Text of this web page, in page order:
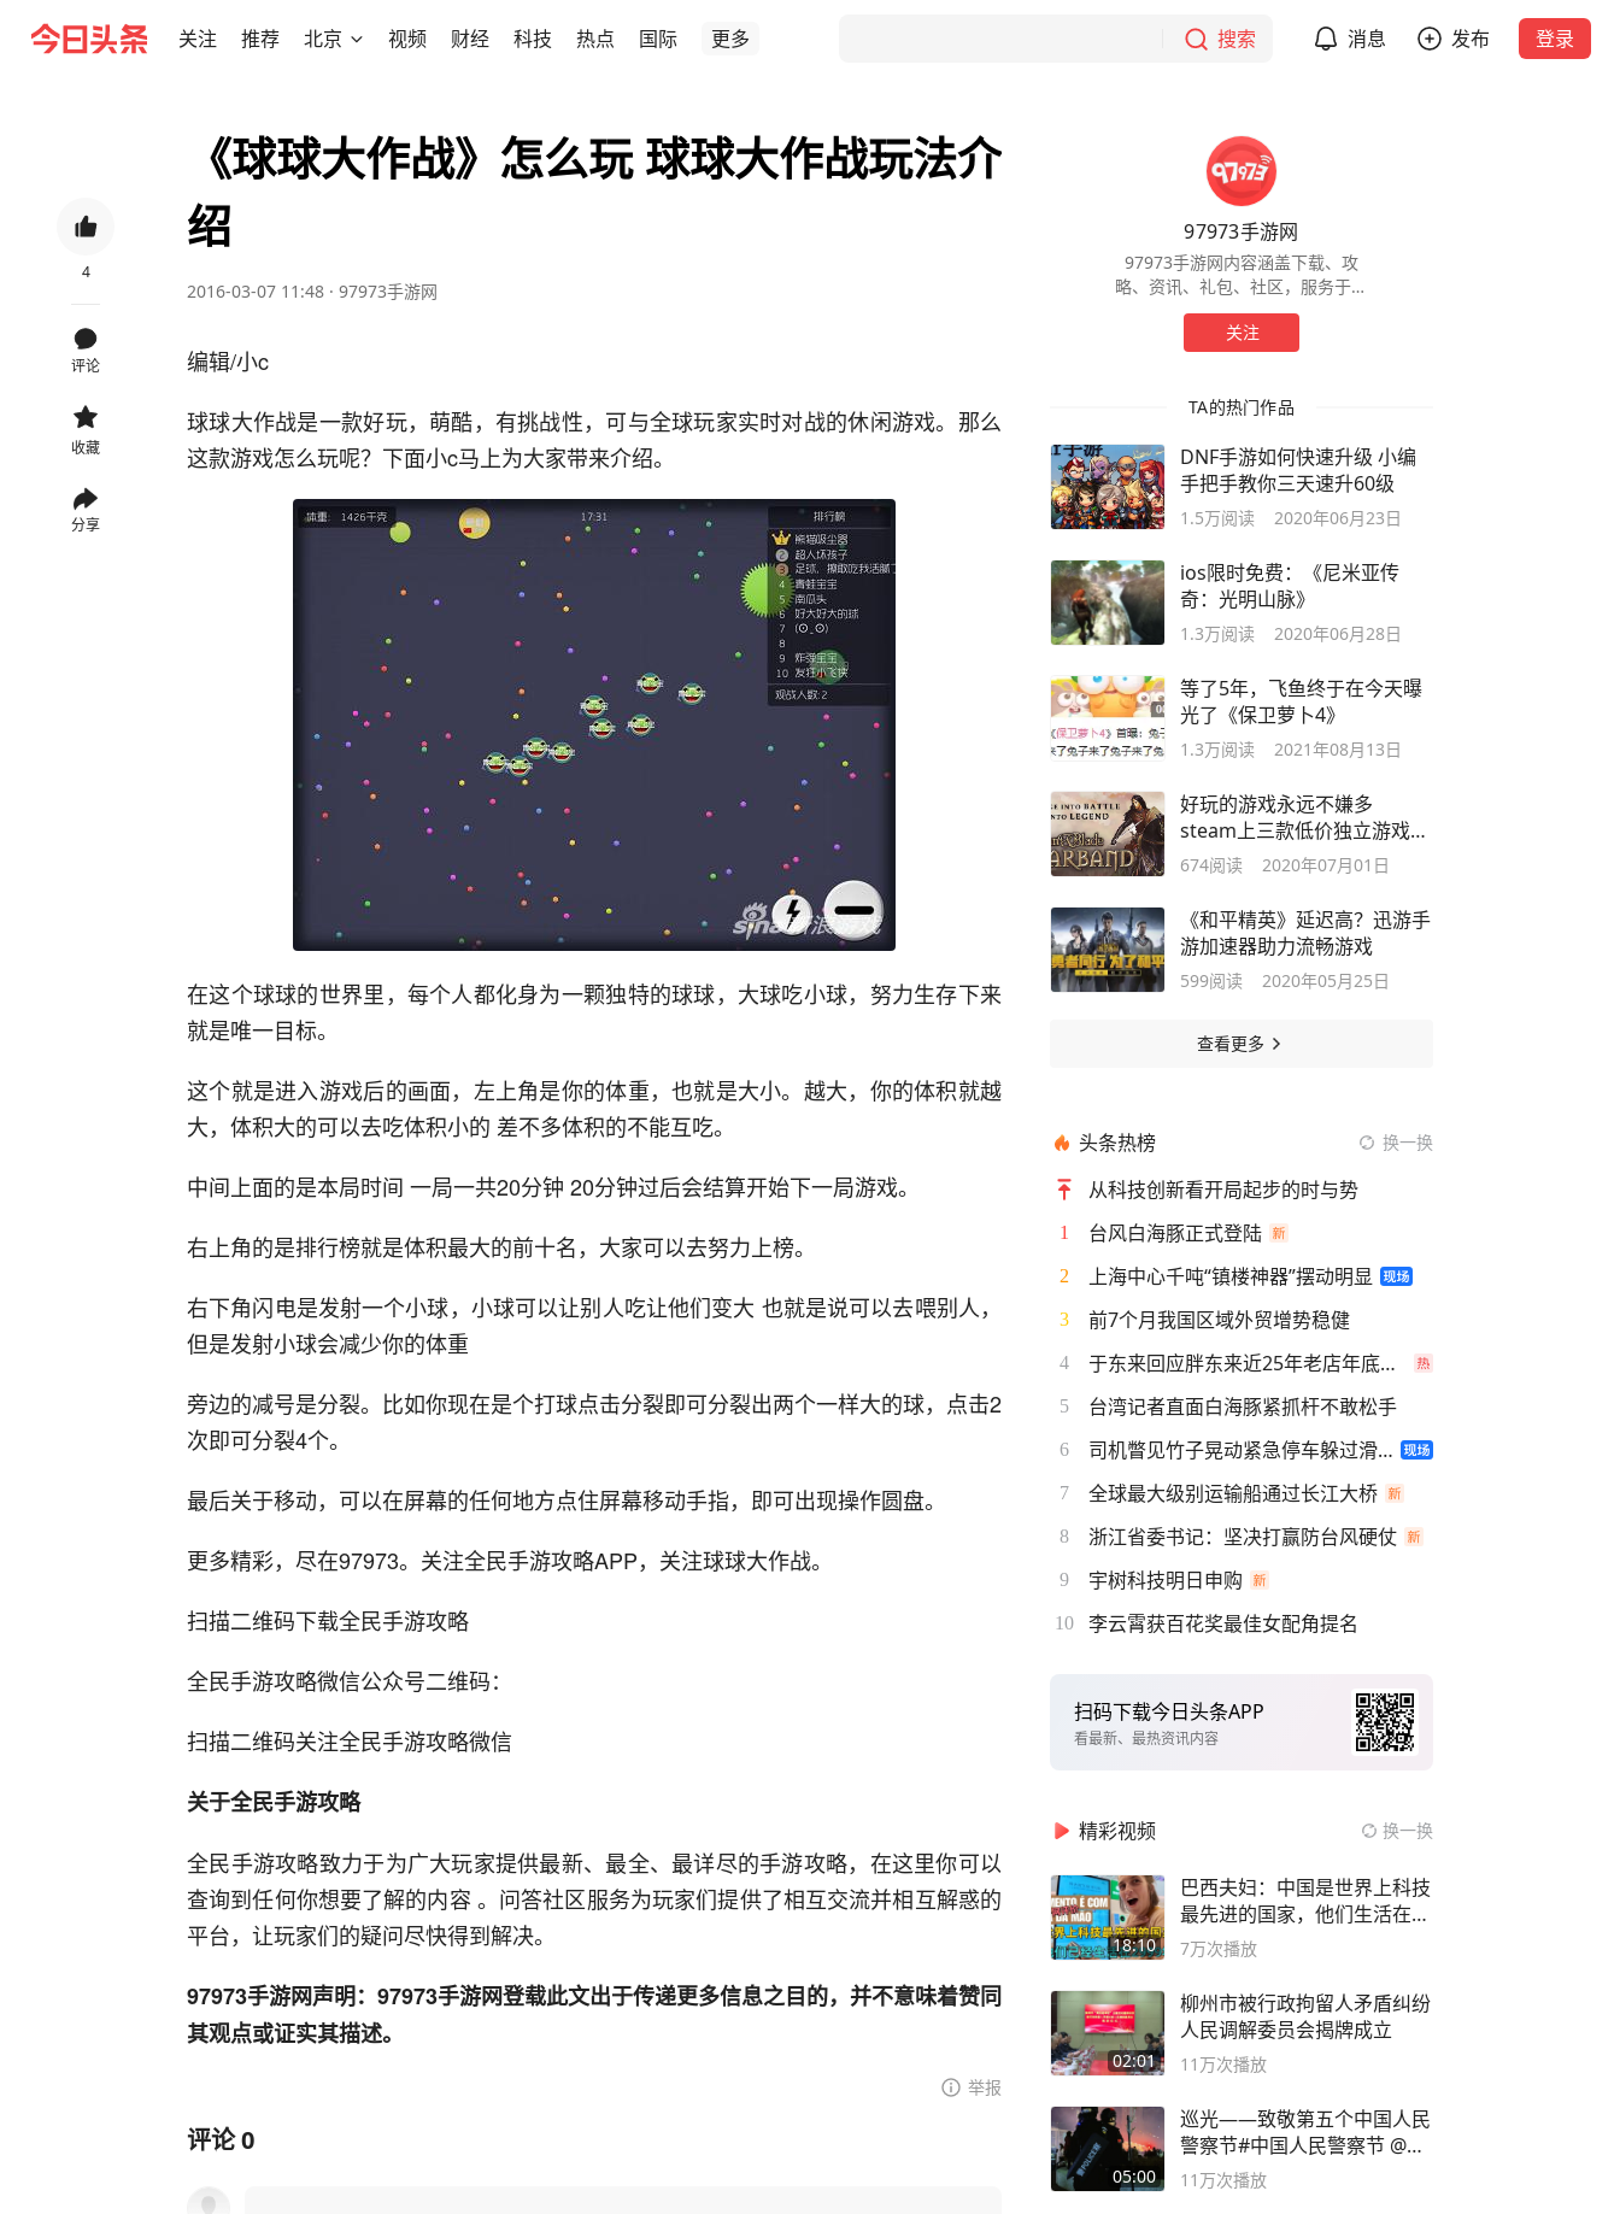
关注 推荐 北京 视频 财经 科技 热点 国际 更多 搜索 消息 发布 登录
4
评论
收藏
分享
《球球大作战》怎么玩 球球大作战玩法介
绍
2016-03-07 11:48 · 97973手游网
编辑/小c
球球大作战是一款好玩，萌酷，有挑战性，可与全球玩家实时对战的休闲游戏。那么
这款游戏怎么玩呢？下面小c马上为大家带来介绍。
在这个球球的世界里，每个人都化身为一颗独特的球球，大球吃小球，努力生存下来
就是唯一目标。
这个就是进入游戏后的画面，左上角是你的体重，也就是大小。越大，你的体积就越
大，体积大的可以去吃体积小的 差不多体积的不能互吃。
中间上面的是本局时间 一局一共20分钟 20分钟过后会结算开始下一局游戏。
右上角的是排行榜就是体积最大的前十名，大家可以去努力上榜。
右下角闪电是发射一个小球，小球可以让别人吃让他们变大 也就是说可以去喂别人，
但是发射小球会减少你的体重
旁边的减号是分裂。比如你现在是个打球点击分裂即可分裂出两个一样大的球，点击2
次即可分裂4个。
最后关于移动，可以在屏幕的任何地方点住屏幕移动手指，即可出现操作圆盘。
更多精彩，尽在97973。关注全民手游攻略APP，关注球球大作战。
扫描二维码下载全民手游攻略
全民手游攻略微信公众号二维码：
扫描二维码关注全民手游攻略微信
关于全民手游攻略
全民手游攻略致力于为广大玩家提供最新、最全、最详尽的手游攻略，在这里你可以
查询到任何你想要了解的内容 。问答社区服务为玩家们提供了相互交流并相互解惑的
平台，让玩家们的疑问尽快得到解决。
97973手游网声明：97973手游网登载此文出于传递更多信息之目的，并不意味着赞同
其观点或证实其描述。
举报
评论0
97973手游网
97973手游网内容涵盖下载、攻
略、资讯、礼包、社区，服务于全
球手游玩家，为玩家提供一站式服
务。
关注
TA的热门作品
DNF手游如何快速升级 小编
手把手教你三天速升60级
1.5万阅读 2020年06月23日
ios限时免费：《尼米亚传
奇：光明山脉》
1.3万阅读 2020年06月28日
等了5年，飞鱼终于在今天曝
光了《保卫萝卜4》
1.3万阅读 2021年08月13日
好玩的游戏永远不嫌多
steam上三款低价独立游戏推
荐
674阅读 2020年07月01日
《和平精英》延迟高？迅游手
游加速器助力流畅游戏
599阅读 2020年05月25日
查看更多
头条热榜 换一换
从科技创新看开局起步的时与势
1 台风白海豚正式登陆
2 上海中心千吨“镇楼神器”摆动明显
3 前7个月我国区域外贸增势稳健
4 于东来回应胖东来近25年老店年底关闭
5 台湾记者直面白海豚紧抓杆不敢松手
6 司机瞥见竹子晃动紧急停车躲过滑坡
7 全球最大级别运输船通过长江大桥
8 浙江省委书记：坚决打赢防台风硬仗
9 宇树科技明日申购
10 李云霄获百花奖最佳女配角提名
扫码下载今日头条APP
看最新、最热资讯内容
精彩视频 换一换
18:10
巴西夫妇：中国是世界上科技
最先进的国家，他们生活在
2999年
7万次播放
02:01
柳州市被行政拘留人矛盾纠纷
人民调解委员会揭牌成立
11万次播放
05:00
巡光——致敬第五个中国人民
警察节#中国人民警察节 @抖
音小助手
11万次播放